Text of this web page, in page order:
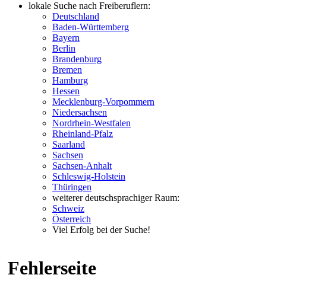
lokale Suche nach Freiberuflern:
Deutschland
Baden-Württemberg
Bayern
Berlin
Brandenburg
Bremen
Hamburg
Hessen
Mecklenburg-Vorpommern
Niedersachsen
Nordrhein-Westfalen
Rheinland-Pfalz
Saarland
Sachsen
Sachsen-Anhalt
Schleswig-Holstein
Thüringen
weiterer deutschsprachiger Raum:
Schweiz
Österreich
Viel Erfolg bei der Suche!
Fehlerseite